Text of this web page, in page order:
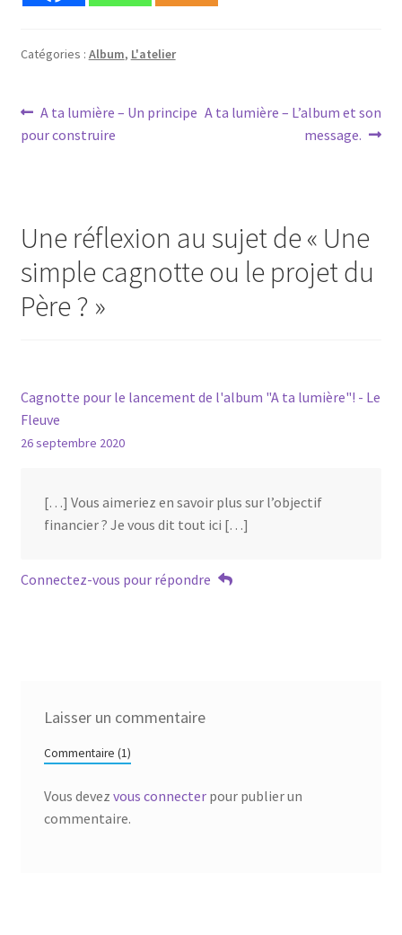
Catégories : Album, L'atelier
Navigation
de
Article
précédent :
A ta lumière – Un principe
pour construire
Article
A ta lumière – L’album et son
message.
Une réflexion au sujet de « Une
simple cagnotte ou le projet du
Père ? »
Cagnotte pour le lancement de l'album "A ta lumière"! - Le
Fleuve
26 septembre 2020
[…] Vous aimeriez en savoir plus sur l’objectif
financier ? Je vous dit tout ici […]
Connectez-vous pour répondre
Laisser un commentaire
Commentaire (1)
Vous devez vous connecterpour publier un
commentaire.